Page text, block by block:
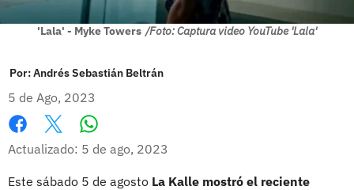
'Lala' - Myke Towers /Foto: Captura video YouTube 'Lala'
Por:Andrés Sebastián Beltrán
5 de Ago, 2023
Facebook
X
Actualizado: 5 de ago, 2023
Este sábado 5 de agosto La Kalle mostró el reciente